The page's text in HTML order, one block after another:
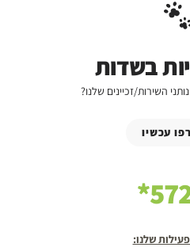
בשדות
השירות/זכיינים שלנו?
עכשיו
שלנו: